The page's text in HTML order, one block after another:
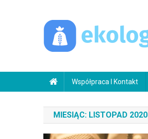
Współpraca I Kontakt
MIESIĄC: LISTOPAD 2020